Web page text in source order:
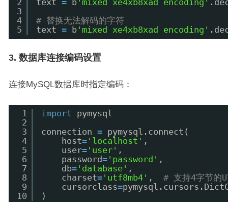
2
3
4
5
text = b 'mixed xe4xb8xad encoding'
# 替换无法解码的字符
text = b 'mixed xe4xb8xad encoding'
3. 数据库连接编码设置
连接MySQL数据库时指定编码：
1
2
3
4
5
6
7
8
9
10
import
pymysql
connection = pymysql.connect(
host= 'localhost' ,
user= 'user' ,
password= 'password' ,
db= 'database' ,
charset= 'utf8mb4' , # 支持4字节的
cursorclass=
)